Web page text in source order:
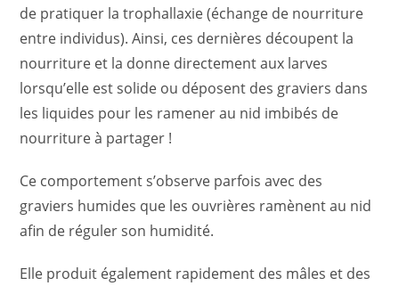
de pratiquer la trophallaxie (échange de nourriture
entre individus). Ainsi, ces dernières découpent la
nourriture et la donne directement aux larves
lorsqu’elle est solide ou déposent des graviers dans
les liquides pour les ramener au nid imbibés de
nourriture à partager !
Ce comportement s’observe parfois avec des
graviers humides que les ouvrières ramènent au nid
afin de réguler son humidité.
Elle produit également rapidement des mâles et des